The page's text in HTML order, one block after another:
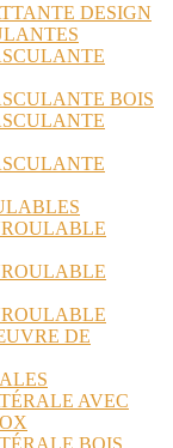
DESIGN
BOIS
DE
AVEC
BOIS